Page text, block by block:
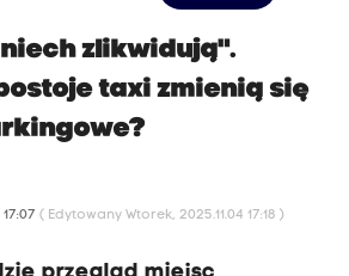
zlikwidują".
taxi zmienią się
( Edytowany Wtorek, 2025.11.04 17:18 )